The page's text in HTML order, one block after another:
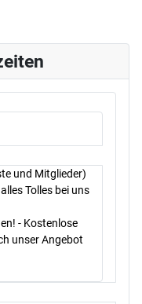
und Mitglieder)
Tolles bei uns
- Kostenlose
unser Angebot